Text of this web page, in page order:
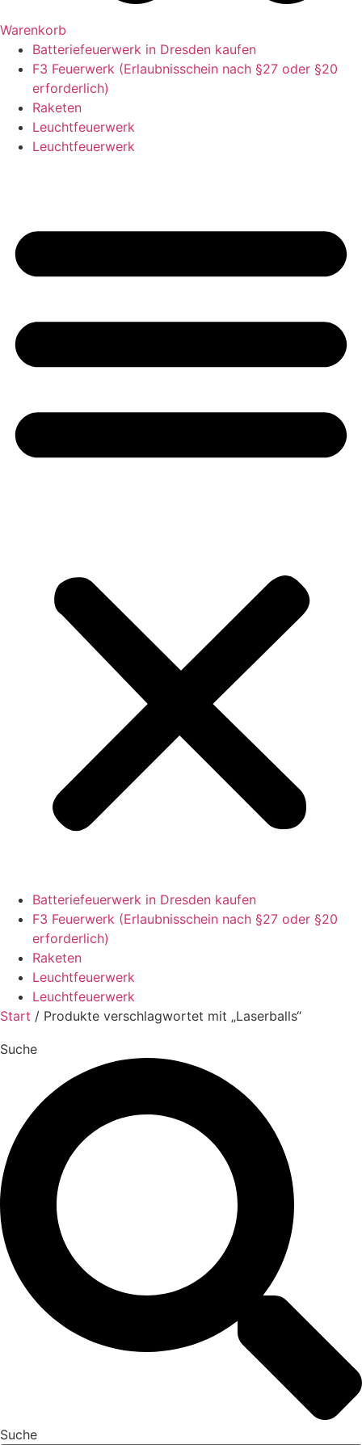
Warenkorb
Batteriefeuerwerk in Dresden kaufen
F3 Feuerwerk (Erlaubnisschein nach §27 oder §20
erforderlich)
Raketen
Leuchtfeuerwerk
Leuchtfeuerwerk
Batteriefeuerwerk in Dresden kaufen
F3 Feuerwerk (Erlaubnisschein nach §27 oder §20
erforderlich)
Raketen
Leuchtfeuerwerk
Leuchtfeuerwerk
Start / Produkte verschlagwortet mit „Laserballs“
Suche
Suche